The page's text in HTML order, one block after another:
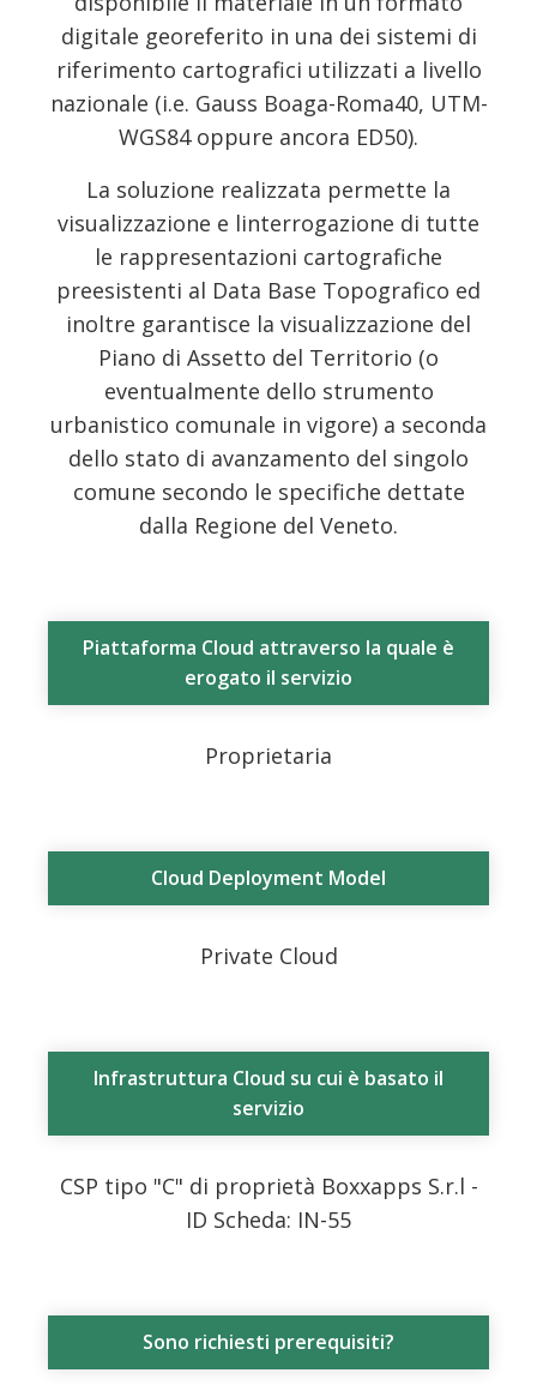
digitale georeferito in una dei sistemi di
riferimento cartografici utilizzati a livello
nazionale (i.e. Gauss Boaga-Roma40, UTM-
WGS84 oppure ancora ED50).
La soluzione realizzata permette la
visualizzazione e linterrogazione di tutte
le rappresentazioni cartografiche
preesistenti al Data Base Topografico ed
inoltre garantisce la visualizzazione del
Piano di Assetto del Territorio (o
eventualmente dello strumento
urbanistico comunale in vigore) a seconda
dello stato di avanzamento del singolo
comune secondo le specifiche dettate
dalla Regione del Veneto.
Piattaforma Cloud attraverso la quale è
erogato il servizio
Proprietaria
Cloud Deployment Model
Private Cloud
Infrastruttura Cloud su cui è basato il
servizio
CSP tipo "C" di proprietà Boxxapps S.r.l -
ID Scheda: IN-55
Sono richiesti prerequisiti?